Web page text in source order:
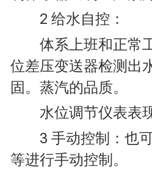
2 给水自控：
体系上班和正常工
位差压变送器检测出
固。蒸汽的品质。
水位调节仪表表现
3 手动控制：也可
等进行手动控制。